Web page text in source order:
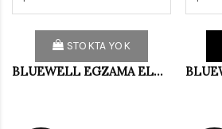
STOKTA YOK
BLUEWELL EGZAMA ELDİVENİ LARGE